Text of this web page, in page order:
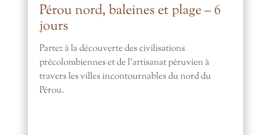
Pérou nord, baleines et plage – 6
jours
Partez à la découverte des civilisations
précolombiennes et de l’artisanat péruvien à
travers les villes incontournables du nord du
Pérou.